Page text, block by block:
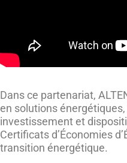
Dans ce partenariat,
en solutions
investissement et
Certificats d’Économies
transition énergétique.